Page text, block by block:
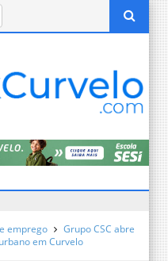
emprego
Grupo CSC abre
em Curvelo